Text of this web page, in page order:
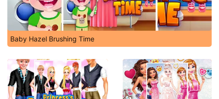
Baby Hazel Brushing Time